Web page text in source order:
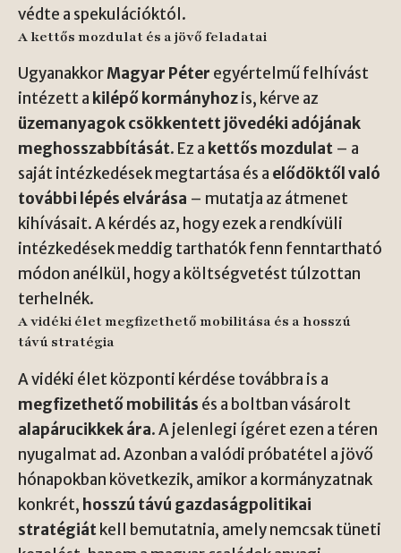
védte a spekulációktól.
A kettős mozdulat és a jövő feladatai
UgyanakkorMagyar Péter egyértelmű felhívást
intézett a kilépő kormányhozis, kérve az
üzemanyagok csökkentett jövedéki adójának
meghosszabbítását. Ez a kettős mozdulat – a
saját intézkedések megtartása és a elődöktől való
további lépés elvárása – mutatja az átmenet
kihívásait. A kérdés az, hogy ezek a rendkívüli
intézkedések meddig tarthatók fenn fenntartható
módon anélkül, hogy a költségvetést túlzottan
terhelnék.
A vidéki élet megfizethető mobilitása és a hosszú
távú stratégia
A vidéki élet központi kérdése továbbra is a
megfizethető mobilitás és a boltban vásárolt
alapárucikkek ára. A jelenlegi ígéret ezen a téren
nyugalmat ad. Azonban a valódi próbatétel a jövő
hónapokban következik, amikor a kormányzatnak
konkrét, hosszú távú gazdaságpolitikai
stratégiátkell bemutatnia, amely nemcsak tüneti